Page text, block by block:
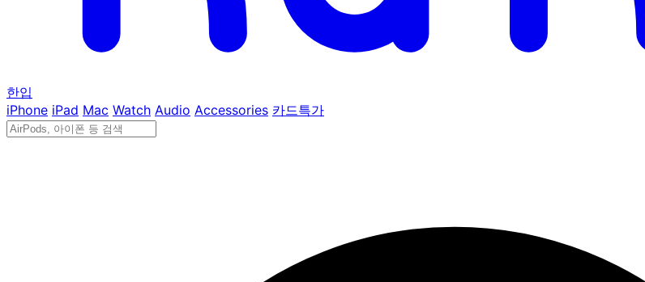
한입
iPhone iPad Mac Watch Audio Accessories 카드특가